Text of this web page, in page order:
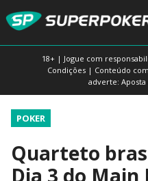
18+ | Jogue com
Condições | Conteúdo
adverte:
POKER
Quarteto
Dia 3 do Main